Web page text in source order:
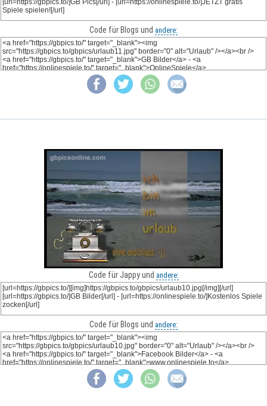
Code für Blogs und andere:
Code für Jappy und andere:
Code für Blogs und andere: